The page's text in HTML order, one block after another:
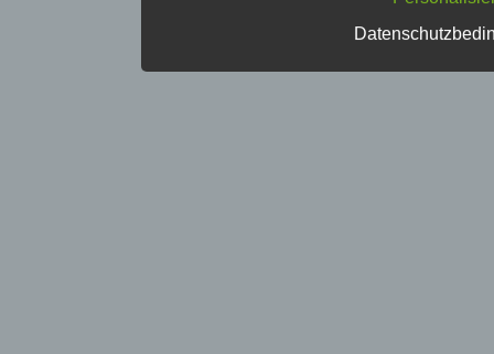
d) Einschränkung der
Einschränkung der Verarbeitung